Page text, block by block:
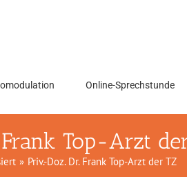
Online-Sprechstunde
Top-Arzt
» Priv.-Doz. Dr. Frank Top-Arzt der TZ